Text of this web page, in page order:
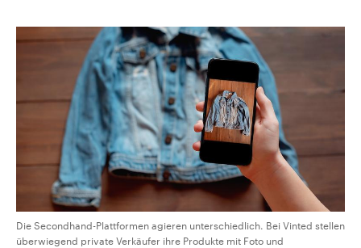
Die Secondhand-Plattformen agieren unterschiedlich. Bei Vinted stellen
überwiegend private Verkäufer ihre Produkte mit Foto und